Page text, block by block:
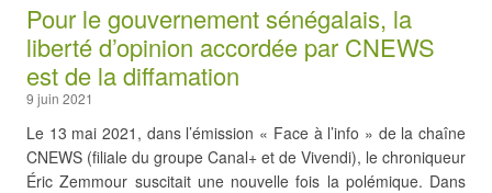
Pour le gouvernement sénégalais, la
liberté d’opinion accordée par CNEWS
est de la diffamation
9 juin 2021
Le 13 mai 2021, dans l’émission « Face à l’info » de la chaîne
CNEWS (filiale du groupe Canal+ et de Vivendi), le chroniqueur
Éric Zemmour suscitait une nouvelle fois la polémique. Dans